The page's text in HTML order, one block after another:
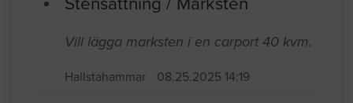
Vill lägga marksten i en carport 40 kvm.
Hallstahammar 08.25.2025 14:19